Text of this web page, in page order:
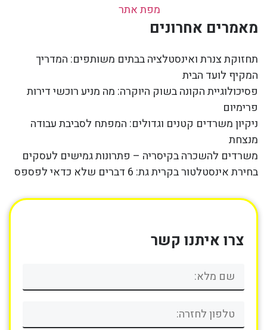
מפת אתר
מאמרים אחרונים
תחזוקת צנרת ואינסטלציה בבתים משותפים: המדריך
המקיף לועד הבית
פסיכולוגיית הקונה בשוק היוקרה: מה מניע רוכשי דירות
פרימיום
ניקיון משרדים קטנים וגדולים: המפתח לסביבת עבודה
מנצחת
משרדים להשכרה בקיסריה – פתרונות גמישים לעסקים
בחירת אינסטלטור בקרית גת: 6 דברים שלא כדאי לפספס
צרו איתנו קשר